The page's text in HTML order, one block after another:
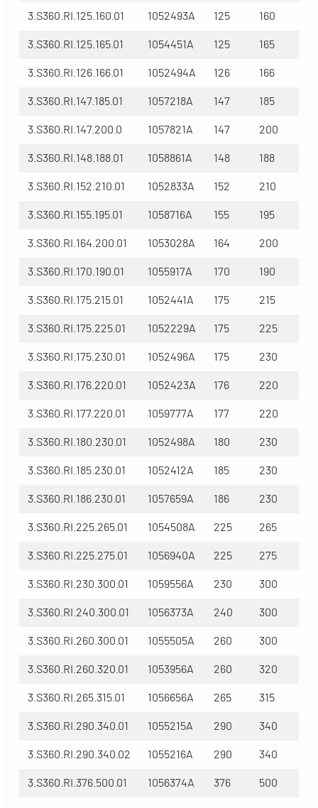
3.S360.RI.125.160.01 1052493A 125 160
3.S360.RI.125.165.01 1054451A 125 165
3.S360.RI.126.166.01 1052494A 126 166
3.S360.RI.147.185.01 1057218A 147 185
3.S360.RI.147.200.0 1057821A 147 200
3.S360.RI.148.188.01 1058861A 148 188
3.S360.RI.152.210.01 1052833A 152 210
3.S360.RI.155.195.01 1058716A 155 195
3.S360.RI.164.200.01 1053028A 164 200
3.S360.RI.170.190.01 1055917A 170 190
3.S360.RI.175.215.01 1052441A 175 215
3.S360.RI.175.225.01 1052229A 175 225
3.S360.RI.175.230.01 1052496A 175 230
3.S360.RI.176.220.01 1052423A 176 220
3.S360.RI.177.220.01 1059777A 177 220
3.S360.RI.180.230.01 1052498A 180 230
3.S360.RI.185.230.01 1052412A 185 230
3.S360.RI.186.230.01 1057659A 186 230
3.S360.RI.225.265.01 1054508A 225 265
3.S360.RI.225.275.01 1056940A 225 275
3.S360.RI.230.300.01 1059556A 230 300
3.S360.RI.240.300.01 1056373A 240 300
3.S360.RI.260.300.01 1055505A 260 300
3.S360.RI.260.320.01 1053956A 260 320
3.S360.RI.265.315.01 1056656A 265 315
3.S360.RI.290.340.01 1055215A 290 340
3.S360.RI.290.340.02 1055216A 290 340
3.S360.RI.376.500.01 1056374A 376 500